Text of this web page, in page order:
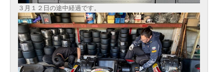
３月１２日の途中経過です。